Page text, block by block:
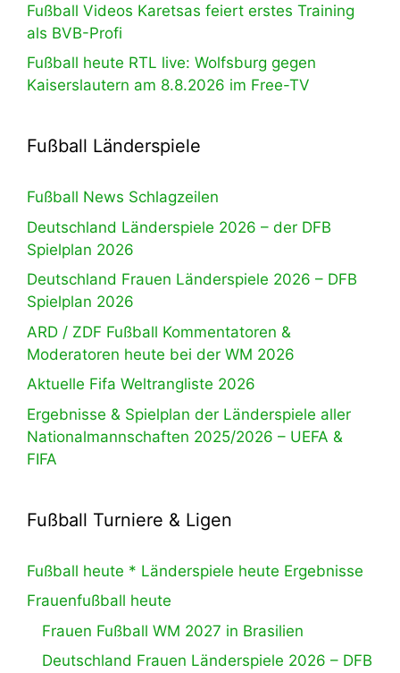
Fußball Videos Karetsas feiert erstes Training
als BVB-Profi
Fußball heute RTL live: Wolfsburg gegen
Kaiserslautern am 8.8.2026 im Free-TV
Fußball Länderspiele
Fußball News Schlagzeilen
Deutschland Länderspiele 2026 – der DFB
Spielplan 2026
Deutschland Frauen Länderspiele 2026 – DFB
Spielplan 2026
ARD / ZDF Fußball Kommentatoren &
Moderatoren heute bei der WM 2026
Aktuelle Fifa Weltrangliste 2026
Ergebnisse & Spielplan der Länderspiele aller
Nationalmannschaften 2025/2026 – UEFA &
FIFA
Fußball Turniere & Ligen
Fußball heute * Länderspiele heute Ergebnisse
Frauenfußball heute
Frauen Fußball WM 2027 in Brasilien
Deutschland Frauen Länderspiele 2026 – DFB